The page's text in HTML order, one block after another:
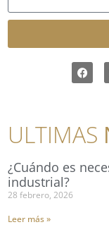
ULTIMAS
¿Cuándo es
industrial?
28 febrero, 2026
Leer más »